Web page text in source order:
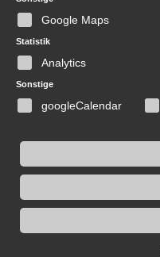
Google Maps
Statistik
Analytics
Sonstige
googleCalendar